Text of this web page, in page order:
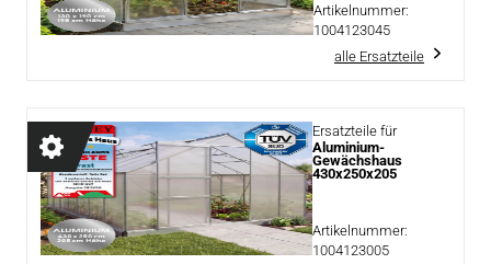
Artikelnummer:
1004123045
alle Ersatzteile
Ersatzteile für
Aluminium-
Gewächshaus
430x250x205
Artikelnummer:
1004123005